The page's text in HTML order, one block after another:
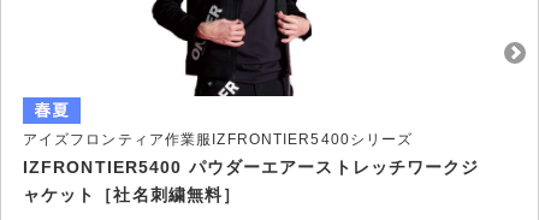
アイズフロンティア作業服IZFRONTIER5400シリーズ
IZFRONTIER5400 パウダーエアーストレッチワークジ
ャケット［社名刺繍無料］